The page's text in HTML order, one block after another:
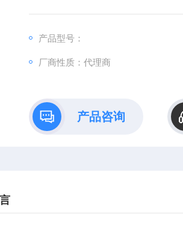
产品型号：
厂商性质：代理商
产品咨询